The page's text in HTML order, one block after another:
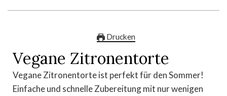
Drucken
Vegane Zitronentorte
Vegane Zitronentorte ist perfekt für den Sommer!
Einfache und schnelle Zubereitung mit nur wenigen